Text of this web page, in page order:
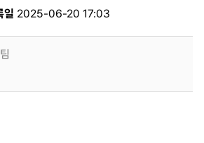
일 2025-06-20 17:03